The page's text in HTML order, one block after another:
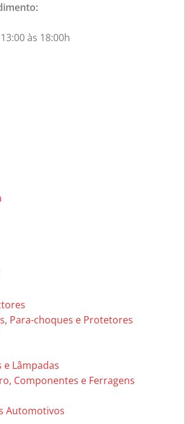
às 18:00h
Para-choques e Protetores
e Lâmpadas
Componentes e Ferragens
Automotivos